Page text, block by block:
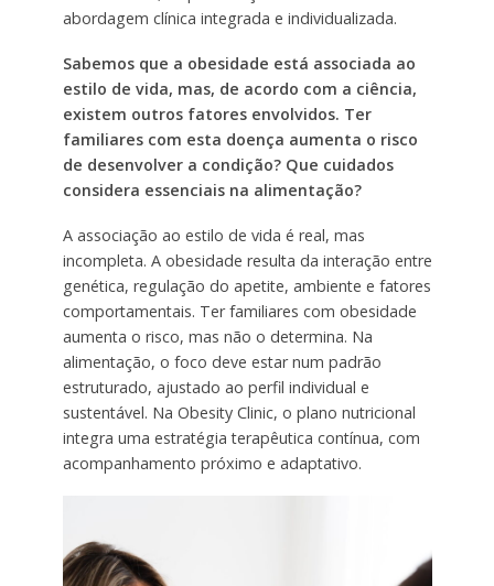
abordagem clínica integrada e individualizada.
Sabemos que a obesidade está associada ao
estilo de vida, mas, de acordo com a ciência,
existem outros fatores envolvidos. Ter
familiares com esta doença aumenta o risco
de desenvolver a condição? Que cuidados
considera essenciais na alimentação?
A associação ao estilo de vida é real, mas
incompleta. A obesidade resulta da interação entre
genética, regulação do apetite, ambiente e fatores
comportamentais. Ter familiares com obesidade
aumenta o risco, mas não o determina. Na
alimentação, o foco deve estar num padrão
estruturado, ajustado ao perfil individual e
sustentável. Na Obesity Clinic, o plano nutricional
integra uma estratégia terapêutica contínua, com
acompanhamento próximo e adaptativo.